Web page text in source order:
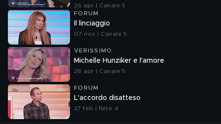
26 apr | Canale 5
FORUM
Il linciaggio
07 nov | Canale 5
VERISSIMO
Michelle Hunziker e l'amore
26 apr | Canale 5
FORUM
L'accordo disatteso
27 feb | Rete 4